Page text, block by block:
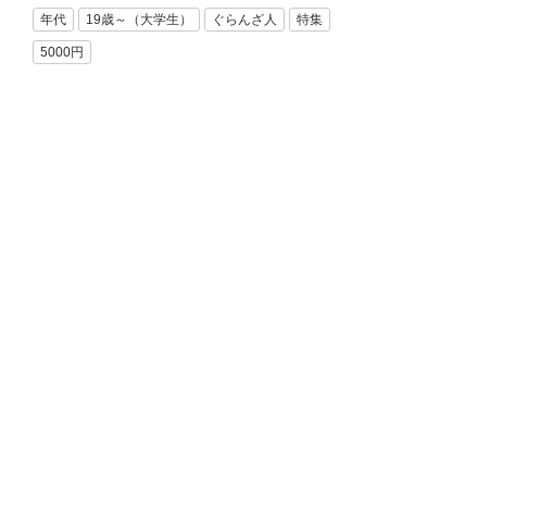
年代 19歳～（大学生） ぐらんざ人 特集
5000円